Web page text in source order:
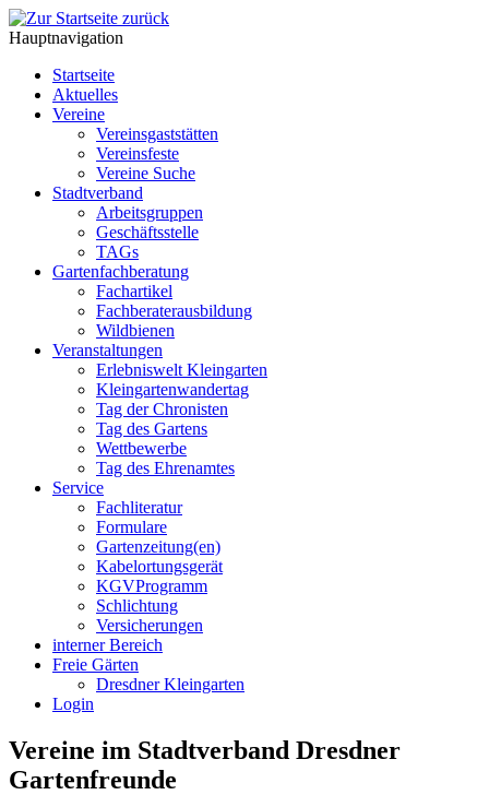
Hauptnavigation
Startseite
Aktuelles
Vereine
Vereinsgaststätten
Vereinsfeste
Vereine Suche
Stadtverband
Arbeitsgruppen
Geschäftsstelle
TAGs
Gartenfachberatung
Fachartikel
Fachberaterausbildung
Wildbienen
Veranstaltungen
Erlebniswelt Kleingarten
Kleingartenwandertag
Tag der Chronisten
Tag des Gartens
Wettbewerbe
Tag des Ehrenamtes
Service
Fachliteratur
Formulare
Gartenzeitung(en)
Kabelortungsgerät
KGVProgramm
Schlichtung
Versicherungen
interner Bereich
Freie Gärten
Dresdner Kleingarten
Login
Vereine im Stadtverband Dresdner
Gartenfreunde